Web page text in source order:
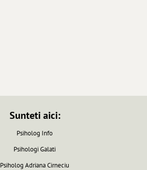
Sunteti aici:
Psiholog Info
Psihologi Galati
Psiholog Adriana Cirneciu